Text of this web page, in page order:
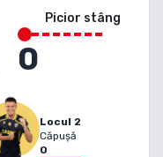
Picior stâng
0
Locul 2
Căpușă
0